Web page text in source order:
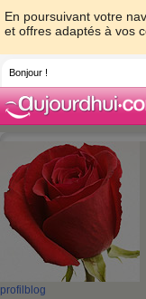
En poursuivant votre
et offres adaptés à vos
Bonjour !
profil blog